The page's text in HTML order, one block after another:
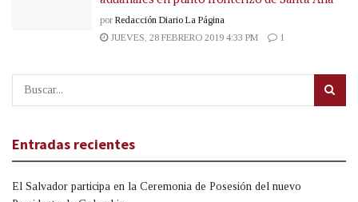
por Redacción Diario La Página
JUEVES, 28 FEBRERO 2019 4:33 PM
1
Entradas recientes
El Salvador participa en la Ceremonia de Posesión del nuevo